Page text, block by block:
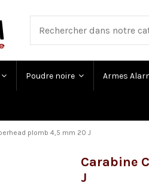
Poudre noire Armes
plomb 4,5 mm 20 J
Carabine
J